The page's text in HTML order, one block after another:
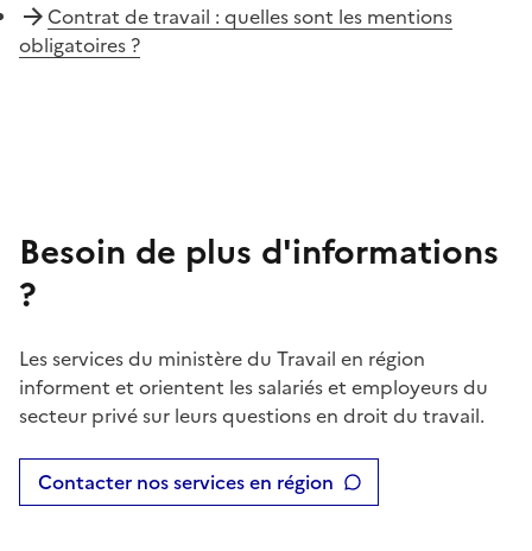
Contrat de travail : quelles sont les mentions
obligatoires ?
Besoin de plus d'informations
?
Les services du ministère du Travail en région
informent et orientent les salariés et employeurs du
secteur privé sur leurs questions en droit du travail.
Contacter nos services en région